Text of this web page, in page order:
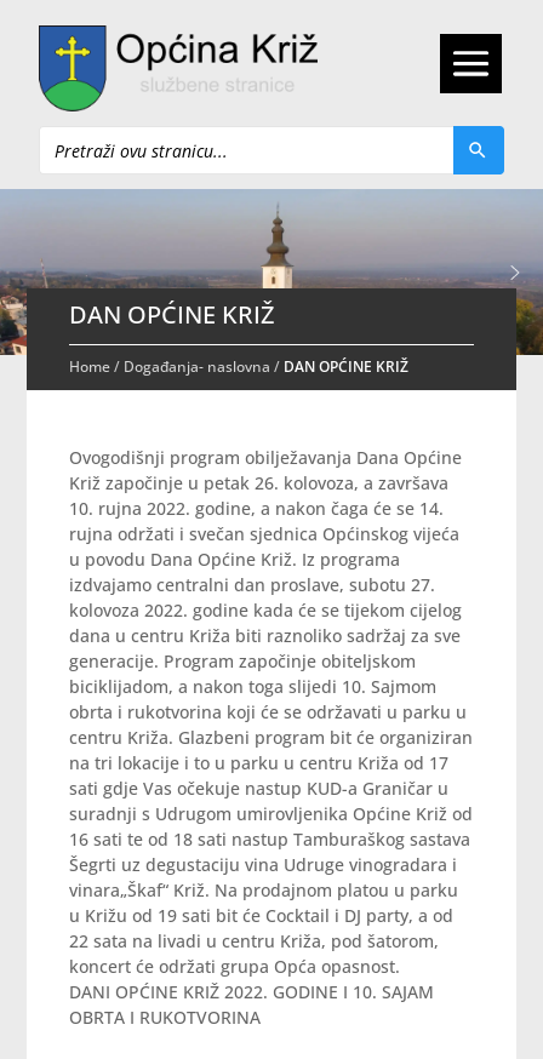
Pretraži
DAN OPĆINE KRIŽ
Home/ Događanja- naslovna / DAN OPĆINE KRIŽ
Ovogodišnji program obilježavanja Dana Općine
Križ započinje u petak 26. kolovoza, a završava
10. rujna 2022. godine, a nakon čaga će se 14.
rujna održati i svečan sjednica Općinskog vijeća
u povodu Dana Općine Križ. Iz programa
izdvajamo centralni dan proslave, subotu 27.
kolovoza 2022. godine kada će se tijekom cijelog
dana u centru Križa biti raznoliko sadržaj za sve
generacije. Program započinje obiteljskom
biciklijadom, a nakon toga slijedi 10. Sajmom
obrta i rukotvorina koji će se održavati u parku u
centru Križa. Glazbeni program bit će organiziran
na tri lokacije i to u parku u centru Križa od 17
sati gdje Vas očekuje nastup KUD-a Graničar u
suradnji s Udrugom umirovljenika Općine Križ od
16 sati te od 18 sati nastup Tamburaškog sastava
Šegrti uz degustaciju vina Udruge vinogradara i
vinara„Škaf“ Križ. Na prodajnom platou u parku
u Križu od 19 sati bit će Cocktail i DJ party, a od
22 sata na livadi u centru Križa, pod šatorom,
koncert će održati grupa Opća opasnost.
DANI OPĆINE KRIŽ 2022. GODINE I 10. SAJAM
OBRTA I RUKOTVORINA